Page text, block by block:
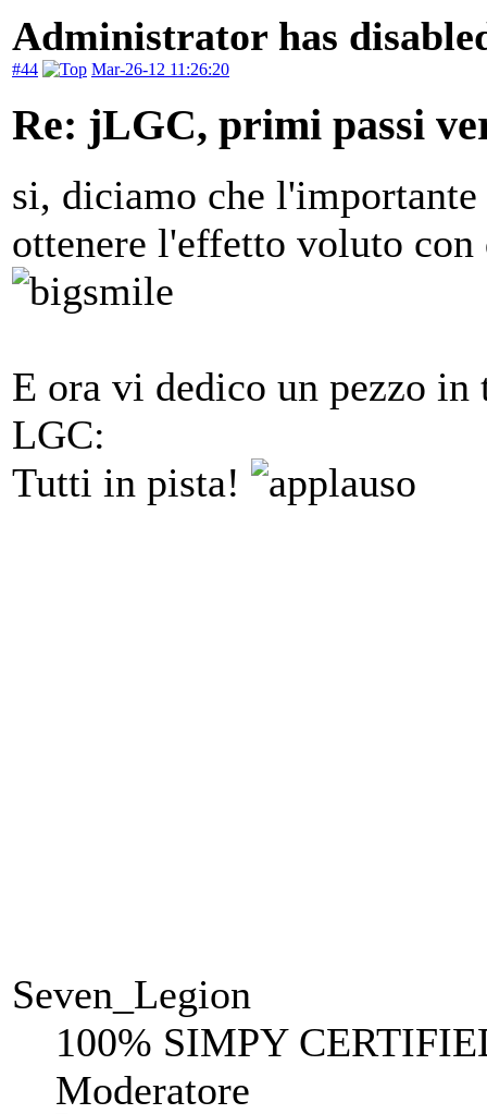
Administrator has
#44 Mar-26-12 11:26:20
Re: jLGC, primi passi
si, diciamo che
ottenere l'effetto voluto
E ora vi dedico un pezzo
LGC:
Tutti in pista!
Seven_Legion
100% SIMPY
Moderatore